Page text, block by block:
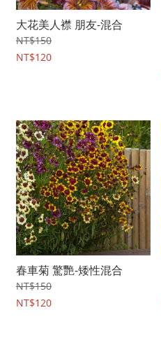
大花美人襟 朋友-混合
NT$150
NT$120
春車菊 驚艷-矮性混合
NT$150
NT$120